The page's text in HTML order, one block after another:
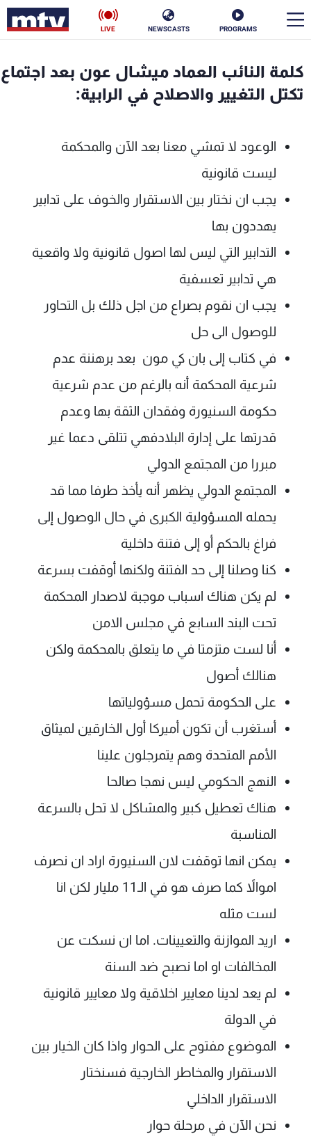
PROGRAMS
NEWSCASTS
LIVE
كلمة النائب العماد ميشال عون بعد اجتماع
تكتل التغيير والاصلاح في الرابية:
الوعود لا تمشي معنا بعد الآن والمحكمة
ليست قانونية
يجب ان نختار بين الاستقرار والخوف على تدابير
يهددون بها
التدابير التي ليس لها اصول قانونية ولا واقعية
هي تدابير تعسفية
يجب ان نقوم بصراع من اجل ذلك بل التحاور
للوصول الى حل
في كتاب إلى بان كي مون بعد برهننة عدم
شرعية المحكمة أنه بالرغم من عدم شرعية
حكومة السنيورة وفقدان الثقة بها وعدم
قدرتها على إدارة البلادفهي تتلقى دعما غير
مبررا من المجتمع الدولي
المجتمع الدولي يظهر أنه يأخذ طرفا مما قد
يحمله المسؤولية الكبرى في حال الوصول إلى
فراغ بالحكم أو إلى فتنة داخلية
كنا وصلنا إلى حد الفتنة ولكنها أوقفت بسرعة
لم يكن هناك اسباب موجبة لاصدار المحكمة
تحت البند السابع في مجلس الامن
أنا لست متزمتا في ما يتعلق بالمحكمة ولكن
هنالك أصول
على الحكومة تحمل مسؤولياتها
أستغرب أن تكون أميركا أول الخارقين لميثاق
الأمم المتحدة وهم يتمرجلون علينا
النهج الحكومي ليس نهجا صالحا
هناك تعطيل كبير والمشاكل لا تحل بالسرعة
المناسبة
يمكن انها توقفت لان السنيورة اراد ان نصرف
اموالاً كما صرف هو في الـ11 مليار لكن انا
لست مثله
اريد الموازنة والتعيينات. اما ان نسكت عن
المخالفات او اما نصبح ضد السنة
لم يعد لدينا معايير اخلاقية ولا معايير قانونية
في الدولة
الموضوع مفتوح على الحوار واذا كان الخيار بين
الاستقرار والمخاطر الخارجية فسنختار
الاستقرار الداخلي
نحن الآن في مرحلة حوار
الأخبار
رياضة
كأس العالم
جدول البرامج
شاهد البرامج
وظائف
تواصل معنا
شروط الإسـتخدام
سياسة الخصوصية